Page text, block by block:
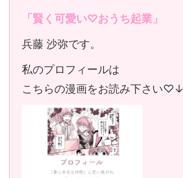
「賢く可愛い♡おうち起業」
兵藤 沙弥です。
私のプロフィールは
こちらの漫画をお読み下さい♡↓